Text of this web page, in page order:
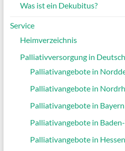
Was ist ein Dekubitus?
Service
Heimverzeichnis
Palliativversorgung in
Palliativangebote in
Palliativangebote in
Palliativangebote in Bayern
Palliativangebote in
Palliativangebote in Hessen